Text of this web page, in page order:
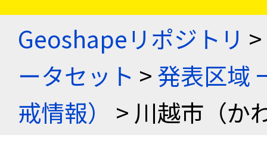
Geoshapeリポジトリ >
ータセット >発表区域
戒情報）
> 川越市（か